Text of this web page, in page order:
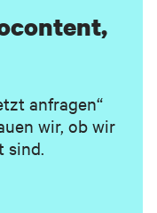
anfragen“
wir, ob wir
sind.